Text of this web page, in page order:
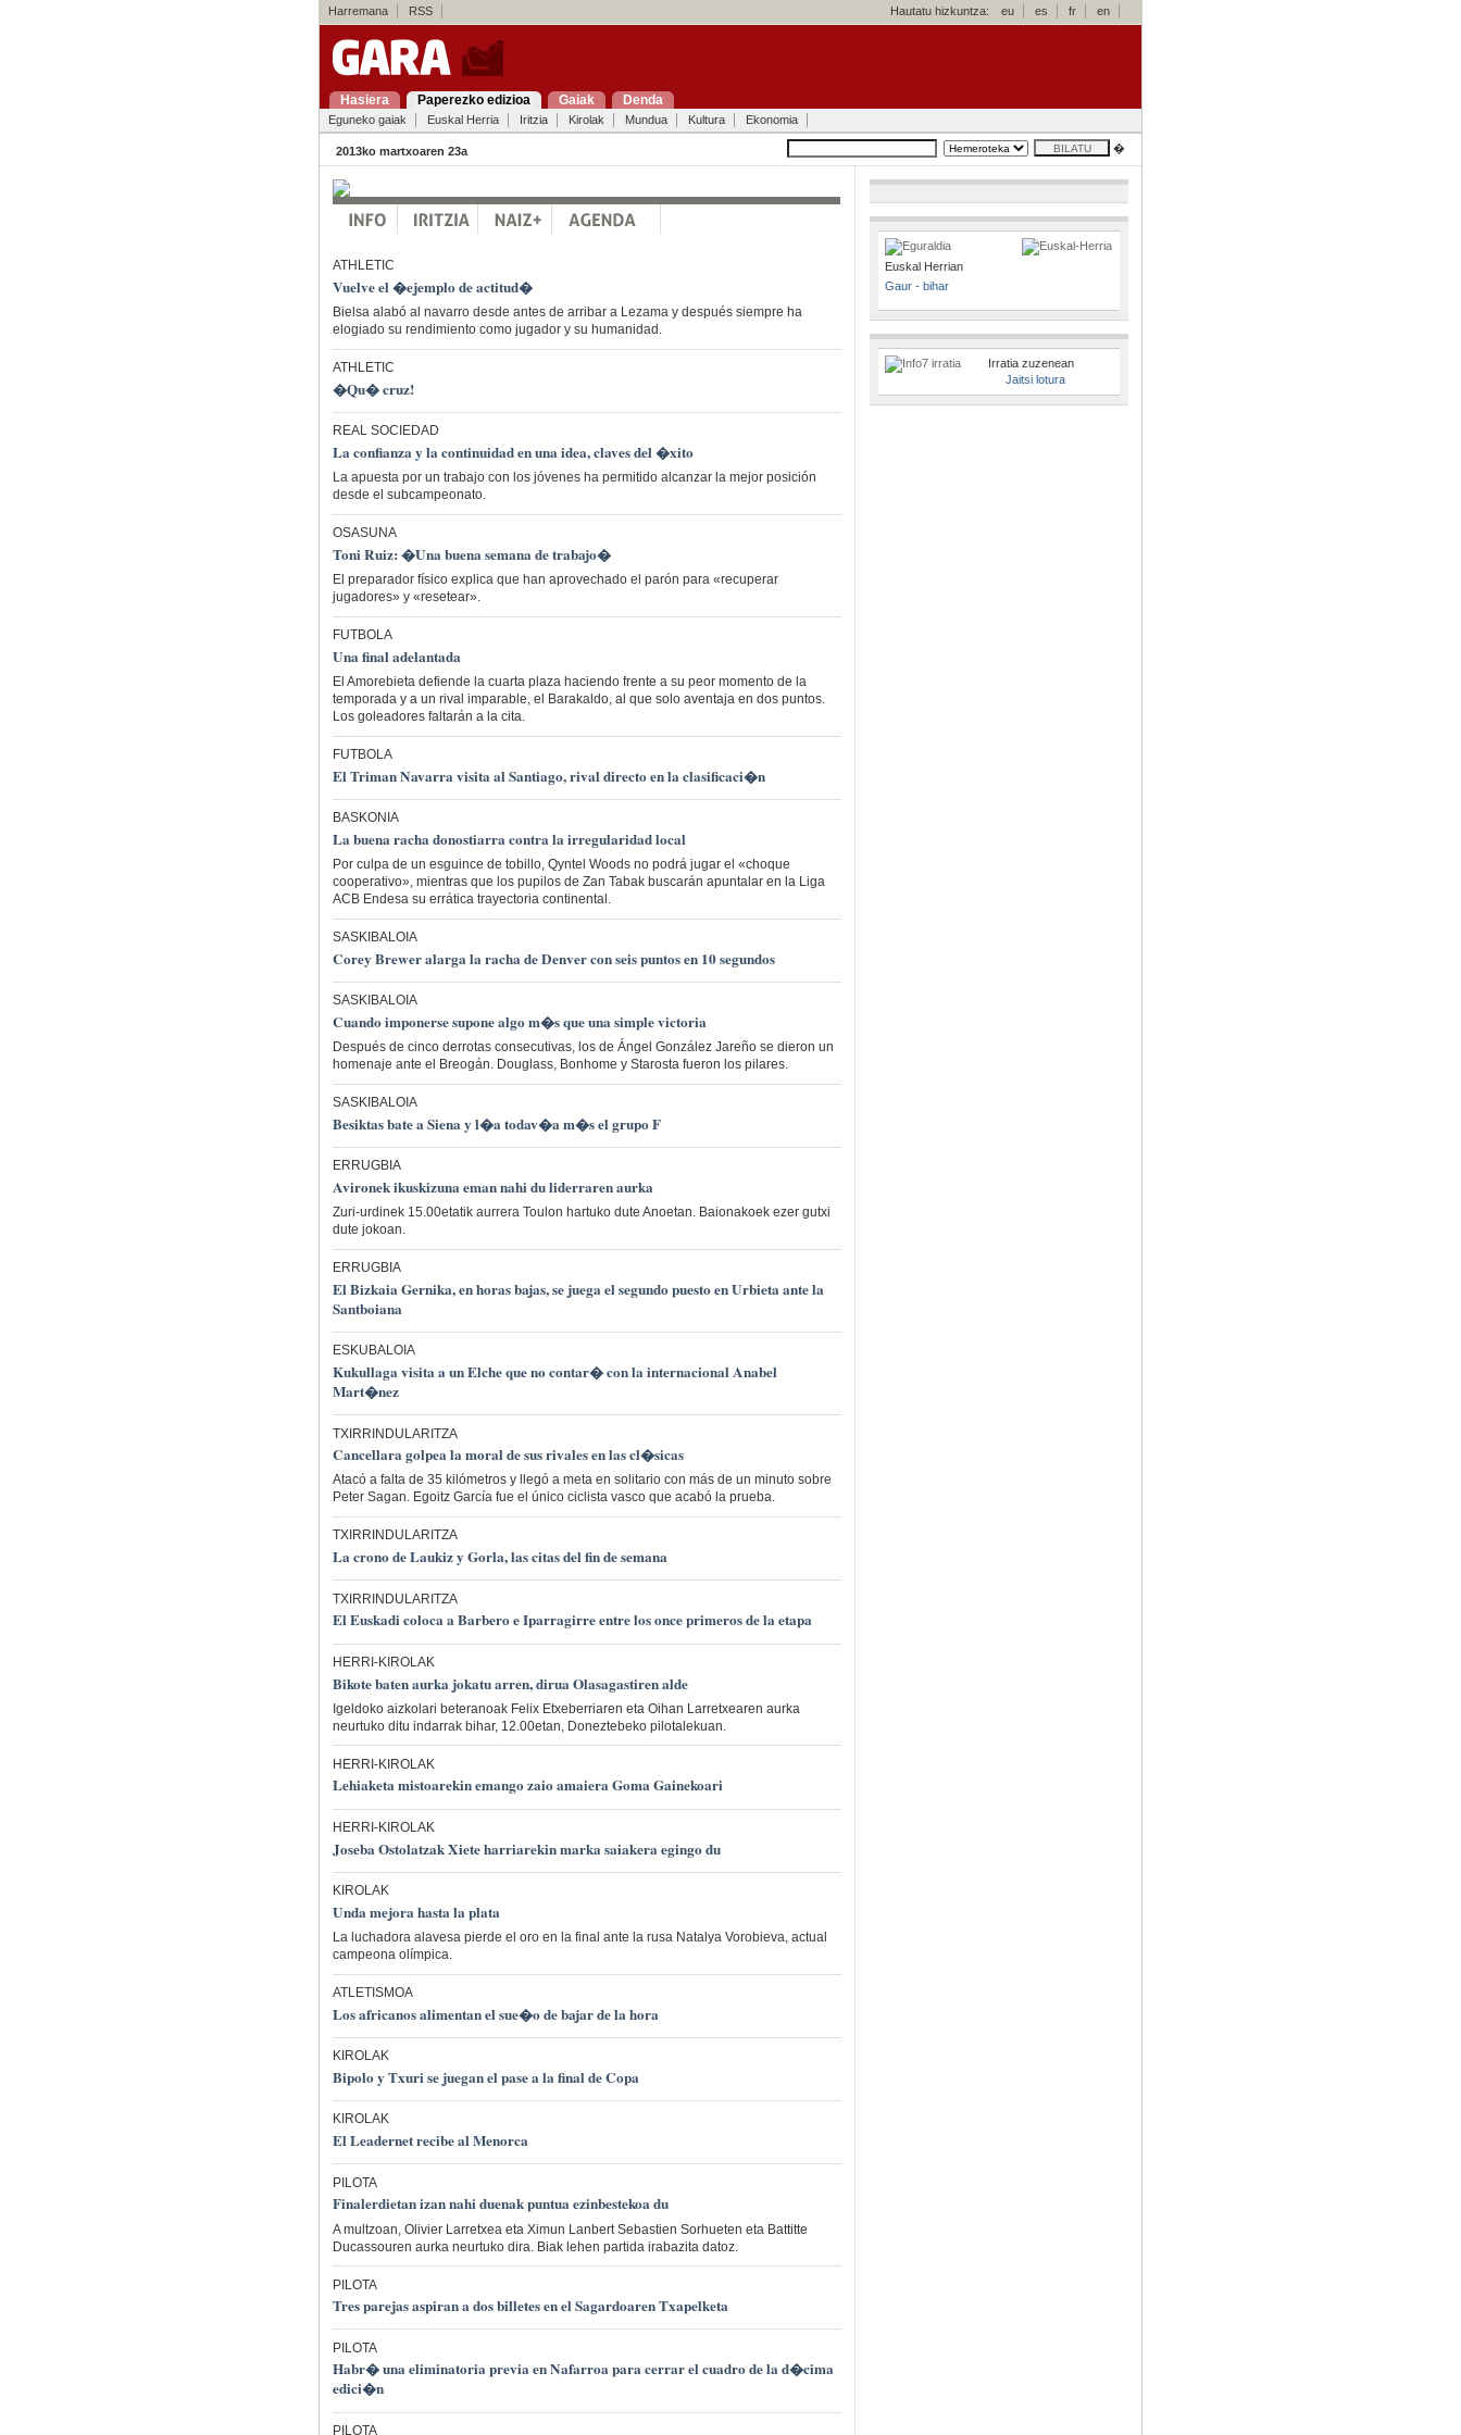
Harremana RSS Hautatu hizkuntza: eu es fr en
Hasiera Paperezko edizioa Gaiak Denda
Eguneko gaiak Euskal Herria Iritzia Kirolak Mundua Kultura Ekonomia
2013ko martxoaren 23a �
ATHLETIC
Vuelve el �ejemplo de actitud�
Bielsa alabó al navarro desde antes de arribar a Lezama y después siempre ha
elogiado su rendimiento como jugador y su humanidad.
ATHLETIC
�Qu� cruz!
REAL SOCIEDAD
La confianza y la continuidad en una idea, claves del �xito
La apuesta por un trabajo con los jóvenes ha permitido alcanzar la mejor posición
desde el subcampeonato.
OSASUNA
Toni Ruiz: �Una buena semana de trabajo�
El preparador físico explica que han aprovechado el parón para «recuperar
jugadores» y «resetear».
FUTBOLA
Una final adelantada
El Amorebieta defiende la cuarta plaza haciendo frente a su peor momento de la
temporada y a un rival imparable, el Barakaldo, al que solo aventaja en dos puntos.
Los goleadores faltarán a la cita.
FUTBOLA
El Triman Navarra visita al Santiago, rival directo en la clasificaci�n
BASKONIA
La buena racha donostiarra contra la irregularidad local
Por culpa de un esguince de tobillo, Qyntel Woods no podrá jugar el «choque
cooperativo», mientras que los pupilos de Zan Tabak buscarán apuntalar en la Liga
ACB Endesa su errática trayectoria continental.
SASKIBALOIA
Corey Brewer alarga la racha de Denver con seis puntos en 10 segundos
SASKIBALOIA
Cuando imponerse supone algo m�s que una simple victoria
Después de cinco derrotas consecutivas, los de Ángel González Jareño se dieron un
homenaje ante el Breogán. Douglass, Bonhome y Starosta fueron los pilares.
SASKIBALOIA
Besiktas bate a Siena y l�a todav�a m�s el grupo F
ERRUGBIA
Avironek ikuskizuna eman nahi du liderraren aurka
Zuri-urdinek 15.00etatik aurrera Toulon hartuko dute Anoetan. Baionakoek ezer gutxi
dute jokoan.
ERRUGBIA
El Bizkaia Gernika, en horas bajas, se juega el segundo puesto en Urbieta ante la
Santboiana
ESKUBALOIA
Kukullaga visita a un Elche que no contar� con la internacional Anabel
Mart�nez
TXIRRINDULARITZA
Cancellara golpea la moral de sus rivales en las cl�sicas
Atacó a falta de 35 kilómetros y llegó a meta en solitario con más de un minuto sobre
Peter Sagan. Egoitz García fue el único ciclista vasco que acabó la prueba.
TXIRRINDULARITZA
La crono de Laukiz y Gorla, las citas del fin de semana
TXIRRINDULARITZA
El Euskadi coloca a Barbero e Iparragirre entre los once primeros de la etapa
HERRI-KIROLAK
Bikote baten aurka jokatu arren, dirua Olasagastiren alde
Igeldoko aizkolari beteranoak Felix Etxeberriaren eta Oihan Larretxearen aurka
neurtuko ditu indarrak bihar, 12.00etan, Doneztebeko pilotalekuan.
HERRI-KIROLAK
Lehiaketa mistoarekin emango zaio amaiera Goma Gainekoari
HERRI-KIROLAK
Joseba Ostolatzak Xiete harriarekin marka saiakera egingo du
KIROLAK
Unda mejora hasta la plata
La luchadora alavesa pierde el oro en la final ante la rusa Natalya Vorobieva, actual
campeona olímpica.
ATLETISMOA
Los africanos alimentan el sue�o de bajar de la hora
KIROLAK
Bipolo y Txuri se juegan el pase a la final de Copa
KIROLAK
El Leadernet recibe al Menorca
PILOTA
Finalerdietan izan nahi duenak puntua ezinbestekoa du
A multzoan, Olivier Larretxea eta Ximun Lanbert Sebastien Sorhueten eta Battitte
Ducassouren aurka neurtuko dira. Biak lehen partida irabazita datoz.
PILOTA
Tres parejas aspiran a dos billetes en el Sagardoaren Txapelketa
PILOTA
Habr� una eliminatoria previa en Nafarroa para cerrar el cuadro de la d�cima
edici�n
PILOTA
Euskal Herrian
Gaur - bihar
Irratia zuzenean
Jaitsi lotura